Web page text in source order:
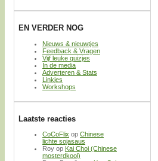
EN VERDER NOG
Nieuws & nieuwtjes
Feedback & Vragen
Vijf leuke quizjes
In de media
Adverteren & Stats
Linkjes
Workshops
Laatste reacties
CoCoFlix op Chinese
lichte sojasaus
Roy op Kai Choi (Chinese
mosterdkool)